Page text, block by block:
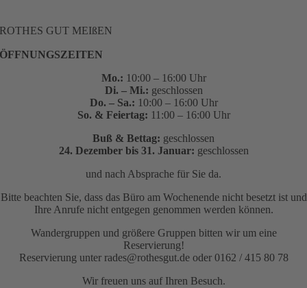
ROTHES GUT MEIßEN
ÖFFNUNGSZEITEN
Mo.: 10:00 – 16:00 Uhr
Di. – Mi.: geschlossen
Do. – Sa.: 10:00 – 16:00 Uhr
So. & Feiertag: 11:00 – 16:00 Uhr
Buß & Bettag: geschlossen
24. Dezember bis 31. Januar: geschlossen
und nach Absprache für Sie da.
Bitte beachten Sie, dass das Büro am Wochenende nicht besetzt ist und
Ihre Anrufe nicht entgegen genommen werden können.
Wandergruppen und größere Gruppen bitten wir um eine
Reservierung!
Reservierung unter rades@rothesgut.de oder 0162 / 415 80 78
Wir freuen uns auf Ihren Besuch.